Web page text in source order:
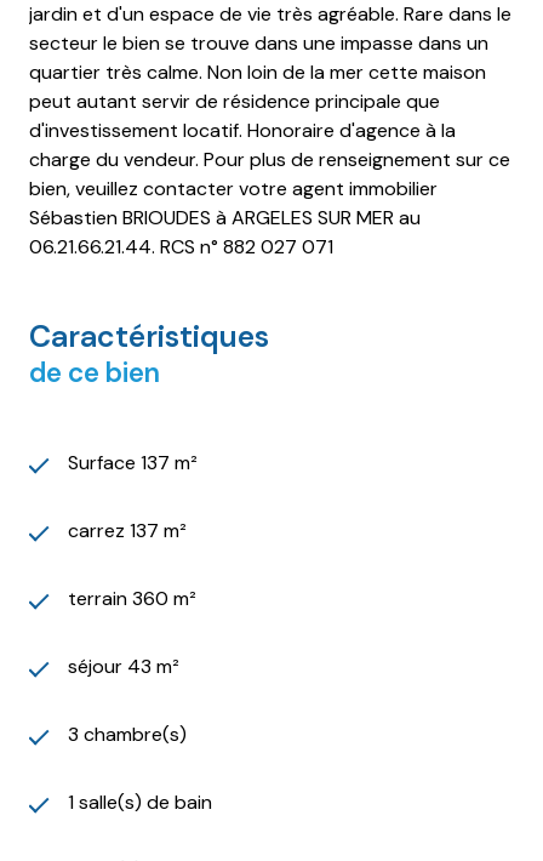
jardin et d'un espace de vie très agréable. Rare dans le
secteur le bien se trouve dans une impasse dans un
quartier très calme. Non loin de la mer cette maison
peut autant servir de résidence principale que
d'investissement locatif. Honoraire d'agence à la
charge du vendeur. Pour plus de renseignement sur ce
bien, veuillez contacter votre agent immobilier
Sébastien BRIOUDES à ARGELES SUR MER au
06.21.66.21.44. RCS n° 882 027 071
Caractéristiques
de ce bien
Surface 137 m²
carrez 137 m²
terrain 360 m²
séjour 43 m²
3 chambre(s)
1 salle(s) de bain